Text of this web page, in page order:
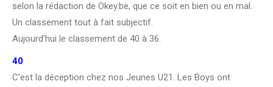
selon la rédaction de Okey.be, que ce soit en bien ou en mal.
Un classement tout à fait subjectif.
Aujourd’hui le classement de 40 à 36.
40
C’est la déception chez nos Jeunes U21. Les Boys ont